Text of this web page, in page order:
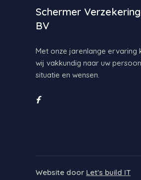
Schermer
BV
Met onze jarenlange ervaring
wij vakkundig naar uw
situatie en wensen.
Website door Let's build IT